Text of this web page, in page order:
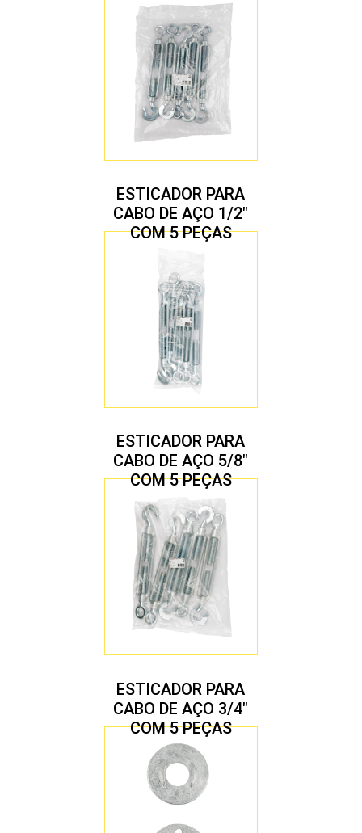
ESTICADOR PARA
CABO DE AÇO 1/2″
COM 5 PEÇAS
ESTICADOR PARA
CABO DE AÇO 5/8″
COM 5 PEÇAS
ESTICADOR PARA
CABO DE AÇO 3/4″
COM 5 PEÇAS